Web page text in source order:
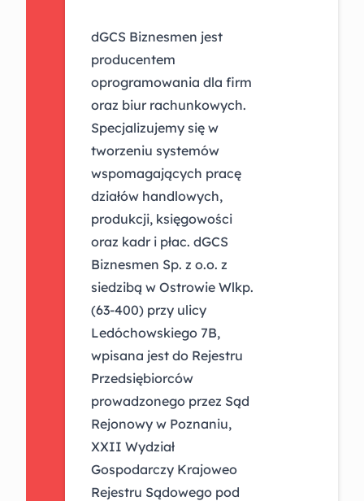
dGCS Biznesmen jest
producentem
oprogramowania dla firm
oraz biur rachunkowych.
Specjalizujemy się w
tworzeniu systemów
wspomagających pracę
działów handlowych,
produkcji, księgowości
oraz kadr i płac. dGCS
Biznesmen Sp. z o.o. z
siedzibą w Ostrowie Wlkp.
(63-400) przy ulicy
Ledóchowskiego 7B,
wpisana jest do Rejestru
Przedsiębiorców
prowadzonego przez Sąd
Rejonowy w Poznaniu,
XXII Wydział
Gospodarczy Krajoweo
Rejestru Sądowego pod